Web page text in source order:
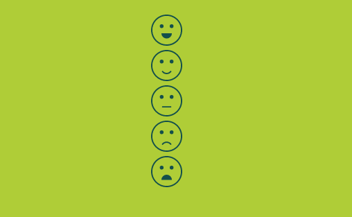
Bewertung auswählen